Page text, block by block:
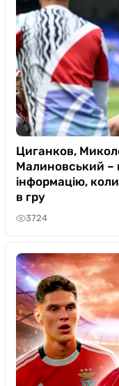
Циганков,
Малиновський –
інформацію,
в гру
3724